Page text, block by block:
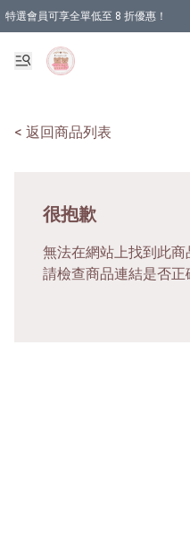
特選會員可享全單低至 8 折優惠！
< 返回商品列表
很抱歉
無法在網站上找到此商
請檢查商品連結是否正